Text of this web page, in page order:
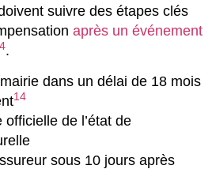
suivre des étapes clés
après un événement
.
dans un délai de 18 mois
14
de l’état de
sous 10 jours après